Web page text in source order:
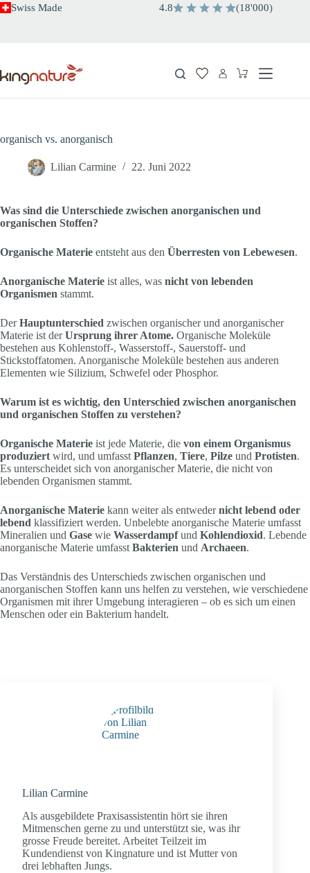
ZumSwiss Made 4.8 (18'000)
Warenkorb
organisch vs. anorganisch
Lilian Carmine 22. Juni 2022
Was sind die Unterschiede zwischen anorganischen und
organischen Stoffen?
Organische Materie entsteht aus den Überresten von Lebewesen.
Anorganische Materie ist alles, was nicht von lebenden
Organismen stammt.
DerHauptunterschied zwischen organischer und anorganischer
Materie ist derUrsprung ihrer Atome. Organische Moleküle
bestehen aus Kohlenstoff-, Wasserstoff-, Sauerstoff- und
Stickstoffatomen. Anorganische Moleküle bestehen aus anderen
Elementen wie Silizium, Schwefel oder Phosphor.
Warum ist es wichtig, den Unterschied zwischen anorganischen
und organischen Stoffen zu verstehen?
Organische Materie ist jede Materie, die von einem Organismus
produziert wird, und umfasst Pflanzen, Tiere, Pilze und Protisten.
Es unterscheidet sich von anorganischer Materie, die nicht von
lebenden Organismen stammt.
Anorganische Materie kann weiter als entwedernicht lebend oder
lebend klassifiziert werden. Unbelebte anorganische Materie umfasst
Mineralien und Gase wie Wasserdampfund Kohlendioxid. Lebende
anorganische Materie umfasst Bakterien und Archaeen.
Das Verständnis des Unterschieds zwischen organischen und
anorganischen Stoffen kann uns helfen zu verstehen, wie verschiedene
Organismen mit ihrer Umgebung interagieren – ob es sich um einen
Menschen oder ein Bakterium handelt.
Lilian Carmine
Als ausgebildete Praxisassistentin hört sie ihren
Mitmenschen gerne zu und unterstützt sie, was ihr
grosse Freude bereitet. Arbeitet Teilzeit im
Kundendienst von Kingnature und ist Mutter von
drei lebhaften Jungs.